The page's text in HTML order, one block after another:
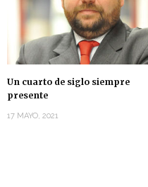
Un cuarto de siglo siempre
presente
17 MAYO, 2021